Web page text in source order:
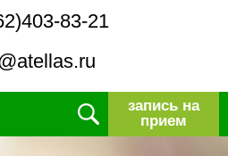
83-21
запись на
прием